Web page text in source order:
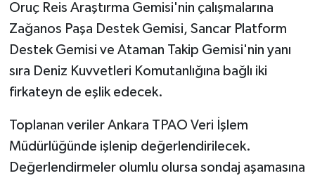
Oruç Reis Araştırma Gemisi'nin çalışmalarına
Zağanos Paşa Destek Gemisi, Sancar Platform
Destek Gemisi ve Ataman Takip Gemisi'nin yanı
sıra Deniz Kuvvetleri Komutanlığına bağlı iki
firkateyn de eşlik edecek.
Toplanan veriler Ankara TPAO Veri İşlem
Müdürlüğünde işlenip değerlendirilecek.
Değerlendirmeler olumlu olursa sondaj aşamasına